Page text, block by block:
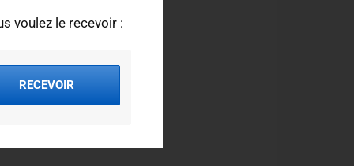
voulez le recevoir :
RECEVOIR